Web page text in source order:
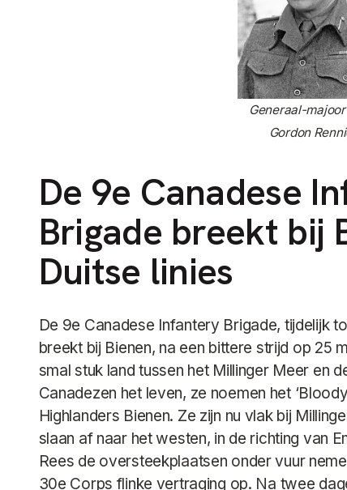
Generaal-
Gordon
De 9e Canadese
Brigade breekt bij
Duitse linies
De 9e Canadese Infantery Brigade, tijdelijk
breekt bij Bienen, na een bittere strijd op 25
smal stuk land tussen het Millinger Meer en
Canadezen het leven, ze noemen het
Highlanders Bienen. Ze zijn nu vlak bij
slaan af naar het westen, in de richting van
Rees de oversteekplaatsen onder vuur
30e Corps flinke vertraging op. Na twee